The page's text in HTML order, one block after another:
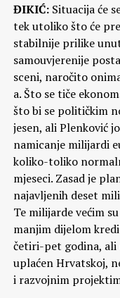
ĐIKIĆ: Situacija će
tek utoliko što će
stabilnije prilike
samouvjerenije
sceni, naročito
a. Što se tiče
što bi se političkim
jesen, ali Plenković
namicanje milijardi
koliko-toliko
mjeseci. Zasad je
najavljenih deset
Te milijarde većim
manjim dijelom
četiri-pet godina, ali
uplaćen Hrvatskoj,
i razvojnim